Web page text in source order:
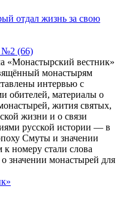
отдал жизнь за свою
№2 (66)
«Монастырский вестник»
монастырям
интервью с
обителей, материалы о
жития святых,
жизни и о связи
русской истории — в
Смуты и значении
номеру стали слова
значении монастырей для